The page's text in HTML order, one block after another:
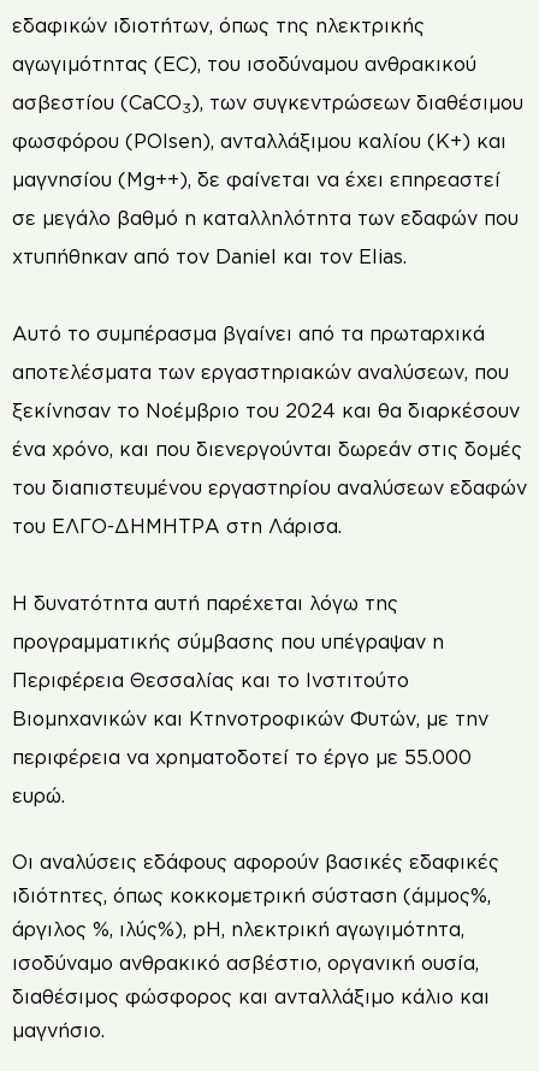
εδαφικών ιδιοτήτων, όπως της ηλεκτρικής
αγωγιμότητας (ΕC), του ισοδύναμου ανθρακικού
ασβεστίου (CaCO3), των συγκεντρώσεων διαθέσιμου
φωσφόρου (POlsen), ανταλλάξιμου καλίου (K+) και
μαγνησίου (Mg++), δε φαίνεται να έχει επηρεαστεί
σε μεγάλο βαθμό η καταλληλότητα των εδαφών που
χτυπήθηκαν από τον Daniel και τον Elias.
Αυτό το συμπέρασμα βγαίνει από τα πρωταρχικά
αποτελέσματα των εργαστηριακών αναλύσεων, που
ξεκίνησαν το Νοέμβριο του 2024 και θα διαρκέσουν
ένα χρόνο, και που διενεργούνται δωρεάν στις δομές
του διαπιστευμένου εργαστηρίου αναλύσεων εδαφών
του ΕΛΓΟ-ΔΗΜΗΤΡΑ στη Λάρισα.
Η δυνατότητα αυτή παρέχεται λόγω της
προγραμματικής σύμβασης που υπέγραψαν η
Περιφέρεια Θεσσαλίας και το Ινστιτούτο
Βιομηχανικών και Κτηνοτροφικών Φυτών, με την
περιφέρεια να χρηματοδοτεί το έργο με 55.000
ευρώ.
Οι αναλύσεις εδάφους αφορούν βασικές εδαφικές
ιδιότητες, όπως κοκκομετρική σύσταση (άμμος%,
άργιλος %, ιλύς%), pH, ηλεκτρική αγωγιμότητα,
ισοδύναμο ανθρακικό ασβέστιο, οργανική ουσία,
διαθέσιμος φώσφορος και ανταλλάξιμο κάλιο και
μαγνήσιο.